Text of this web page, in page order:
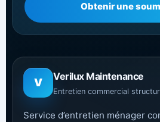
Obtenir une
V
Verilux Maintenance
Entretien commercial
Service d’entretien ménager